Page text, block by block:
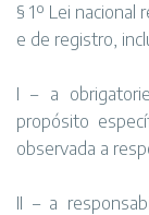
§ 1º Lei nacional
e de registro,
I – a
propósito
observada a
II – a